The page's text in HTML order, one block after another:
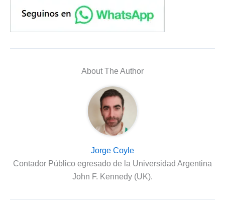
About The Author
Jorge Coyle
Contador Público egresado de la Universidad Argentina
John F. Kennedy (UK).